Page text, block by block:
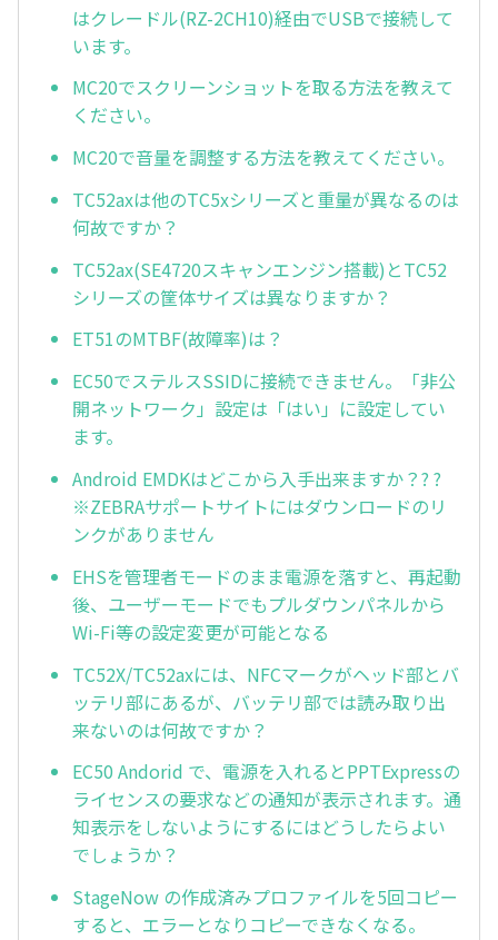
はクレードル(RZ-2CH10)経由でUSBで接続して
います。
MC20でスクリーンショットを取る方法を教えて
ください。
MC20で音量を調整する方法を教えてください。
TC52axは他のTC5xシリーズと重量が異なるのは
何故ですか？
TC52ax(SE4720スキャンエンジン搭載)とTC52
シリーズの筐体サイズは異なりますか？
ET51のMTBF(故障率)は？
EC50でステルスSSIDに接続できません。「非公
開ネットワーク」設定は「はい」に設定してい
ます。
Android EMDKはどこから入手出来ますか？? ?
※ZEBRAサポートサイトにはダウンロードのリ
ンクがありません
EHSを管理者モードのまま電源を落すと、再起動
後、ユーザーモードでもプルダウンパネルから
Wi-Fi等の設定変更が可能となる
TC52X/TC52axには、NFCマークがヘッド部とバ
ッテリ部にあるが、バッテリ部では読み取り出
来ないのは何故ですか？
EC50 Andorid で、電源を入れるとPPTExpressの
ライセンスの要求などの通知が表示されます。通
知表示をしないようにするにはどうしたらよい
でしょうか？
StageNow の作成済みプロファイルを5回コピー
すると、エラーとなりコピーできなくなる。